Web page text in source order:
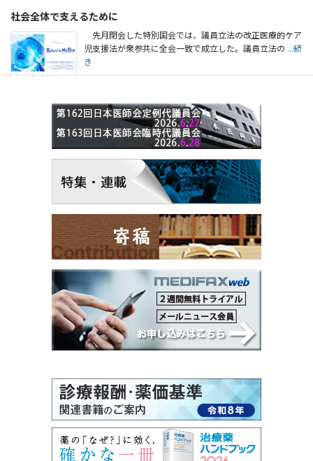
社会全体で支えるために
先月閉会した特別国会では、議員立法の改正医療的ケア
児支援法が衆参共に全会一致で成立した。議員立法の ...続
き